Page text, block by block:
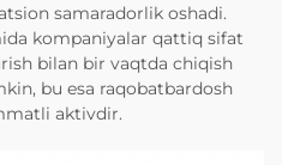
samaradorlik oshadi.
kompaniyalar qattiq sifat
bilan bir vaqtda chiqish
bu esa raqobatbardosh
aktivdir.